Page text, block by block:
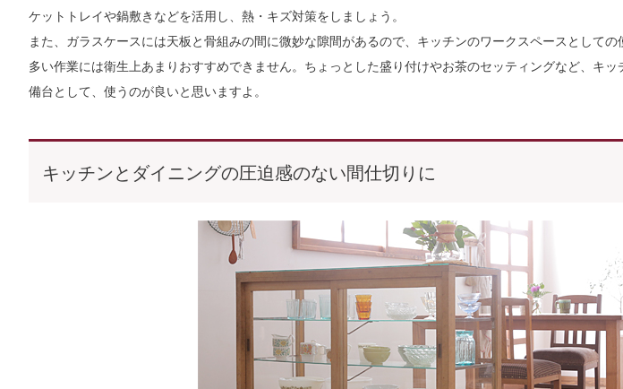
ケットトレイや鍋敷きなどを活用し、熱・キズ対策をしましょう。
また、ガラスケースには天板と骨組みの間に微妙な隙間があるので、キッチンのワークスペースとして
多い作業には衛生上あまりおすすめできません。ちょっとした盛り付けやお茶のセッティングなど、キ
備台として、使うのが良いと思いますよ。
キッチンとダイニングの圧迫感のない間仕切りに